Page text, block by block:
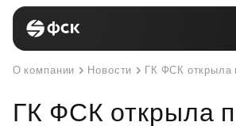
О компании Новости ГК ФСК открыла
ГК ФСК открыла